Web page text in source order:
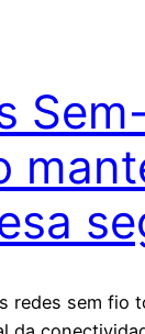
redes sem fio